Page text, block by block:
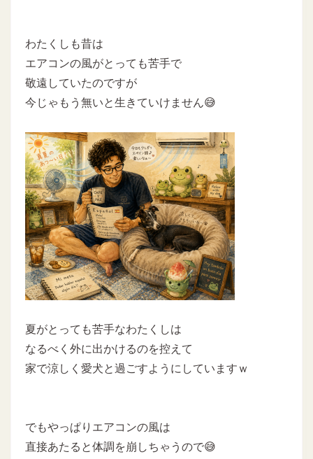
わたくしも昔は
エアコンの風がとっても苦手で
敬遠していたのですが
今じゃもう無いと生きていけません😅
夏がとっても苦手なわたくしは
なるべく外に出かけるのを控えて
家で涼しく愛犬と過ごすようにしていますｗ
でもやっぱりエアコンの風は
直接あたると体調を崩しちゃうので😅